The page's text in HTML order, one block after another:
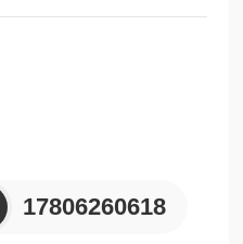
17806260618